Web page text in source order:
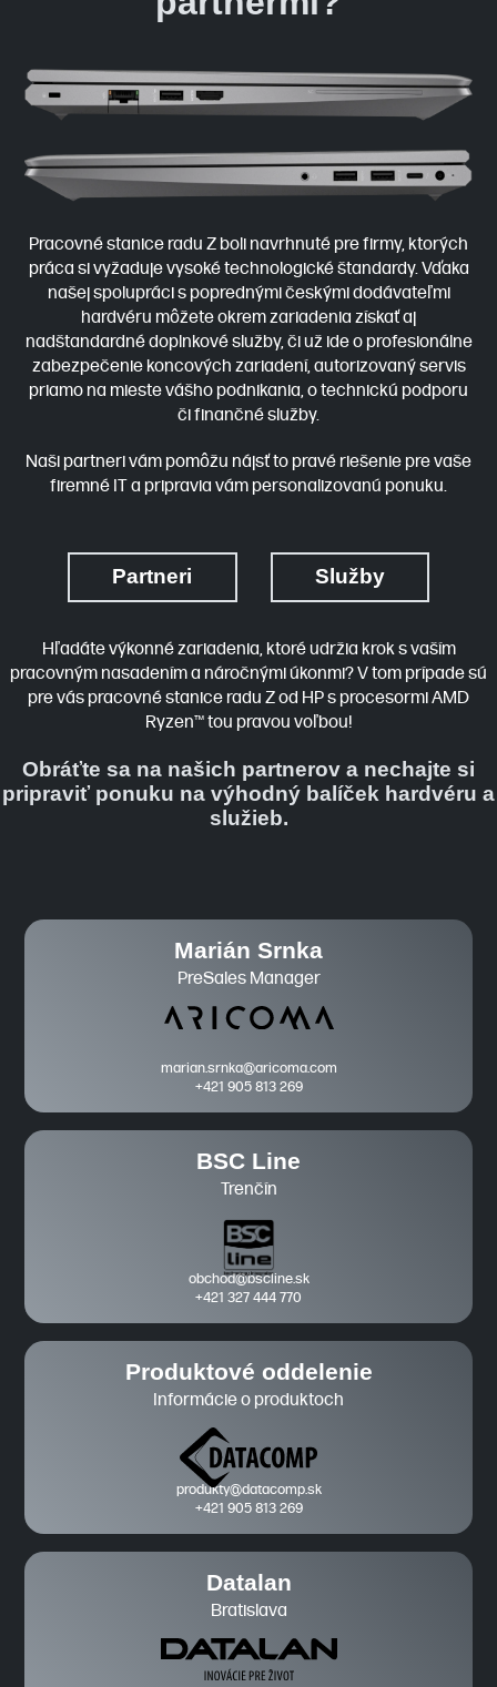
Pracovné stanice radu Z boli navrhnuté pre firmy, ktorých
práca si vyžaduje vysoké technologické štandardy. Vďaka
našej spolupráci s poprednými českými dodávateľmi
hardvéru môžete okrem zariadenia získať aj
nadštandardné doplnkové služby, či už ide o profesionálne
zabezpečenie koncových zariadení, autorizovaný servis
priamo na mieste vášho podnikania, o technickú podporu
či finančné služby.
Naši partneri vám pomôžu nájsť to pravé riešenie pre vaše
firemné IT a pripravia vám personalizovanú ponuku.
Partneri Služby
Hľadáte výkonné zariadenia, ktoré udržia krok s vaším
pracovným nasadením a náročnými úkonmi? V tom prípade sú
pre vás pracovné stanice radu Z od HP s procesormi AMD
Ryzen™ tou pravou voľbou!
Obráťte sa na našich partnerov a nechajte si
pripraviť ponuku na výhodný balíček hardvéru a
služieb.
Marián Srnka
PreSales Manager
marian.srnka@aricoma.com
+421 905 813 269
BSC Line
Trenčín
obchod@bscline.sk
+421 327 444 770
Produktové oddelenie
Informácie o produktoch
produkty@datacomp.sk
+421 905 813 269
Datalan
Bratislava